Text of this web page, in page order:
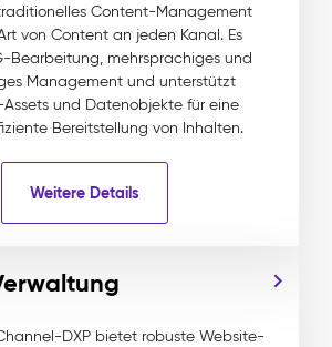
Content-Management
von Content an jeden Kanal. Es
Bearbeitung, mehrsprachiges und
Management und unterstützt
und Datenobjekte für eine
Bereitstellung von Inhalten.
Weitere Details
DXP bietet robuste Website-